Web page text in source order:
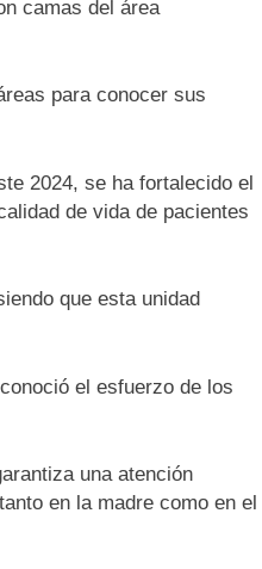
camas del área
para conocer sus
2024, se ha fortalecido el
de vida de pacientes
que esta unidad
el esfuerzo de los
una atención
en la madre como en el